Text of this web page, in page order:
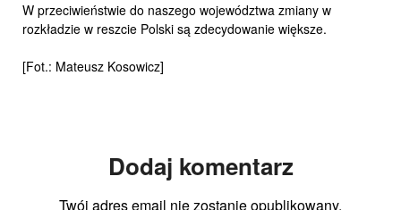
W przeciwieństwie do naszego województwa zmiany w
rozkładzie w reszcie Polski są zdecydowanie większe.
[Fot.: Mateusz Kosowicz]
Dodaj komentarz
Twój adres email nie zostanie opublikowany.